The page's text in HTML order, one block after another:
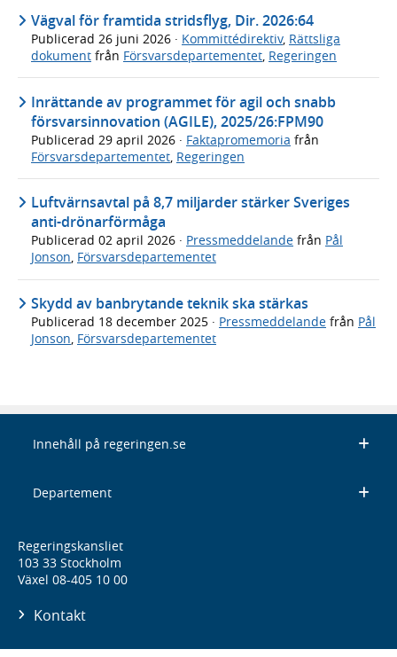
Vägval för framtida stridsflyg, Dir. 2026:64
Publicerad 26 juni 2026 · Kommittédirektiv, Rättsliga
dokument från Försvarsdepartementet, Regeringen
Inrättande av programmet för agil och snabb
försvarsinnovation (AGILE), 2025/26:FPM90
Publicerad 29 april 2026 · Faktapromemoria från
Försvarsdepartementet Regeringen
Luftvärnsavtal på 8,7 miljarder stärker Sveriges
anti-drönarförmåga
Publicerad 02 april 2026 · Pressmeddelande från Pål
Jonson, Försvarsdepartementet
Skydd av banbrytande teknik ska stärkas
Publicerad 18 december 2025 · Pressmeddelande från Pål
Jonson, Försvarsdepartementet
Innehåll på regeringen.se
Departement
Regeringskansliet
103 33 Stockholm
Växel 08-405 10 00
Kontakt